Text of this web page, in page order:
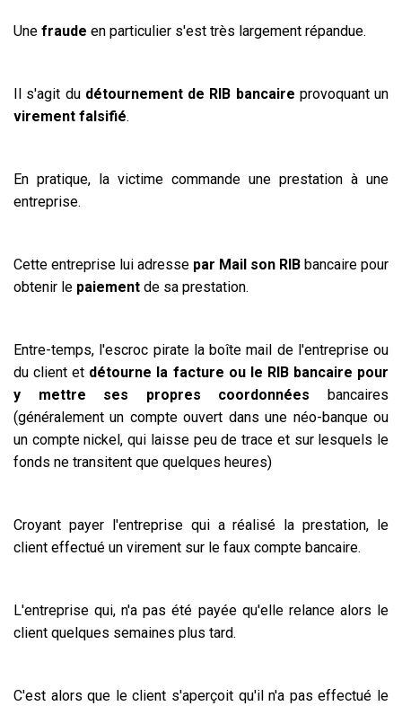
Une fraude en particulier s'est très largement répandue.
Il s'agit du détournement de RIB bancaire provoquant un
virement falsifié.
En pratique, la victime commande une prestation à une
entreprise.
Cette entreprise lui adresse par Mail son RIB bancaire pour
obtenir le paiement de sa prestation.
Entre-temps, l'escroc pirate la boîte mail de l'entreprise ou
du client et détourne la facture ou le RIB bancaire pour
y mettre ses propres coordonnées bancaires
(généralement un compte ouvert dans une néo-banque ou
un compte nickel, qui laisse peu de trace et sur lesquels le
fonds ne transitent que quelques heures)
Croyant payer l'entreprise qui a réalisé la prestation, le
client effectué un virement sur le faux compte bancaire.
L'entreprise qui, n'a pas été payée qu'elle relance alors le
client quelques semaines plus tard.
C'est alors que le client s'aperçoit qu'il n'a pas effectué le